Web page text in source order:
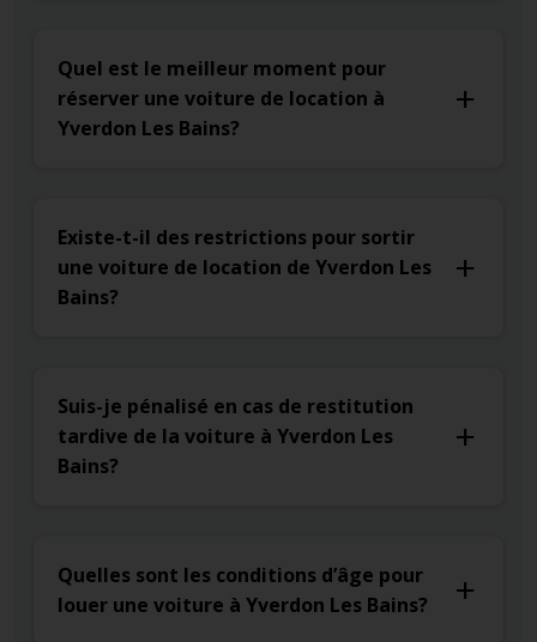
Quel est le meilleur moment pour
réserver une voiture de location à
Yverdon Les Bains?
Existe-t-il des restrictions pour sortir
une voiture de location de Yverdon Les
Bains?
Suis-je pénalisé en cas de restitution
tardive de la voiture à Yverdon Les
Bains?
Quelles sont les conditions d’âge pour
louer une voiture à Yverdon Les Bains?